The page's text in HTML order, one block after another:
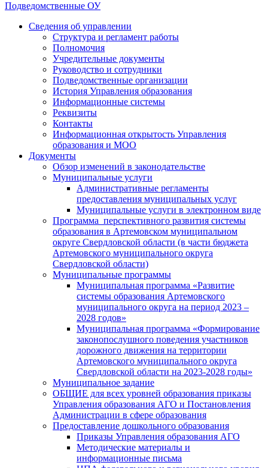
Подведомственные ОУ
Сведения об управлении
Структура и регламент работы
Полномочия
Учредительные документы
Руководство и сотрудники
Подведомственные организации
История Управления образования
Информационные системы
Реквизиты
Контакты
Информационная открытость Управления
образования и МОО
Документы
Обзор изменений в законодательстве
Муниципальные услуги
Административные регламенты
предоставления муниципальных услуг
Муниципальные услуги в электронном виде
Программа перспективного развития системы
образования в Артемовском муниципальном
округе Свердловской области (в части бюджета
Артемовского муниципального округа
Свердловской области)
Муниципальные программы
Муниципальная программа «Развитие
системы образования Артемовского
муниципального округа на период 2023 –
2028 годов»
Муниципальная программа «Формирование
законопослушного поведения участников
дорожного движения на территории
Артемовского муниципального округа
Свердловской области на 2023-2028 годы»
Муниципальное задание
ОБЩИЕ для всех уровней образования приказы
Управления образования АГО и Постановления
Администрации в сфере образования
Предоставление дошкольного образования
Приказы Управления образования АГО
Методические материалы и
информационные письма